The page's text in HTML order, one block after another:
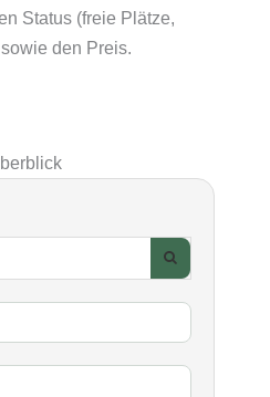
Status (freie Plätze,
den Preis.